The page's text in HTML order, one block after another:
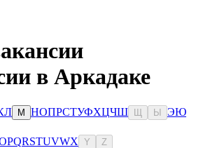
в Аркадаке
Л М НОПРСТУФХЦЧШ Ы ЭЮ
PQRSTUVWX Y Z